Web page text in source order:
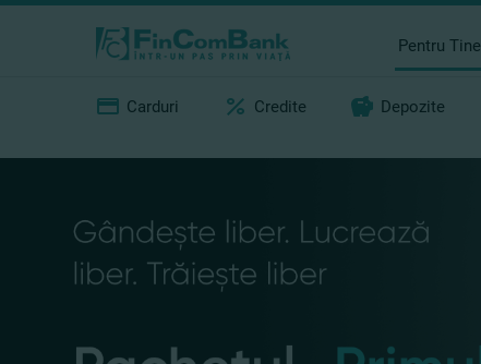
Pentru Tine
Carduri Credite Depozite